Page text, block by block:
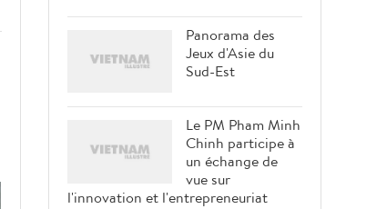
Panorama des
Jeux d'Asie du
Sud-Est
Le PM Pham Minh
Chinh participe à
un échange de
vue sur
l'innovation et l'entrepreneuriat